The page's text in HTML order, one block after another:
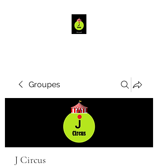
Groupes
J Circus